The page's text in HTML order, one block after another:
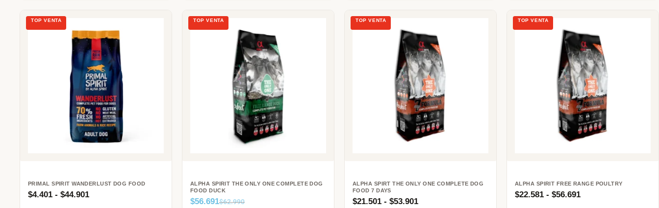
PRIMAL SPIRIT WANDERLUST DOG FOOD
$4.401 - $44.901
ALPHA SPIRIT THE ONLY ONE COMPLETE DOG
FOOD DUCK
$62.990
$56.691
ALPHA SPIRT THE ONLY ONE COMPLETE DOG
FOOD 7 DAYS
$21.501 - $53.901
ALPHA SPIRIT FREE RANGE POULTRY
$22.581 - $56.691